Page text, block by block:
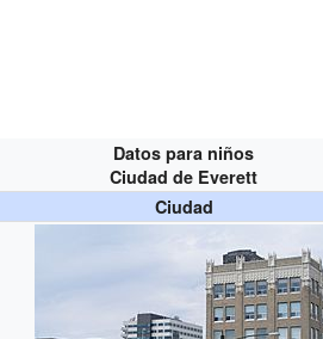
Datos para niños
Ciudad de Everett
Ciudad